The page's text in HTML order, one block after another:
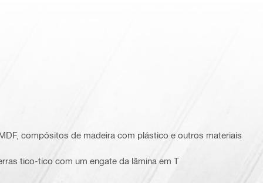
compósitos de madeira com plástico e outros materiais
tico-tico com um engate da lâmina em T